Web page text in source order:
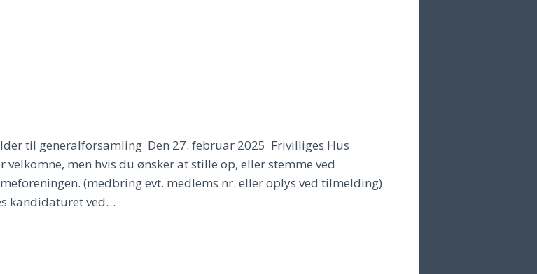
til generalforsamling Den 27. februar 2025 Frivilliges Hus
men hvis du ønsker at stille op, eller stemme ved
(medbring evt. medlems nr. eller oplys ved tilmelding)
kandidaturet ved…